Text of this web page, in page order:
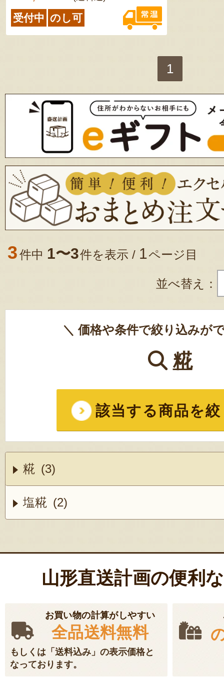
受付中 のし可
1
3件中 1〜3件を表示 / 1ページ目
並べ替え：
＼ 価格や条件で絞り込みが
糀
該当する商品を
糀 (3)
塩糀 (2)
山形直送計画の便利
お買い物の計算がしやすい
全品送料無料
もしくは「送料込み」の表示価格と
なっております。